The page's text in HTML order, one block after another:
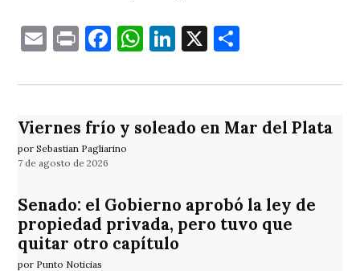
EmailPrintFacebook
WhatsApp
LinkedIn
X
Viernes frío y soleado en Mar del Plata
por Sebastian Pagliarino
7 de agosto de 2026
Senado: el Gobierno aprobó la ley de
propiedad privada, pero tuvo que
quitar otro capítulo
por Punto Noticias